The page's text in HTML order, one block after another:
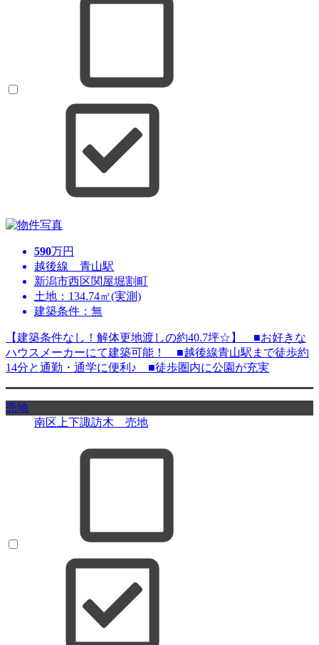
590万円
越後線 青山駅
新潟市西区関屋堀割町
土地：134.74㎡(実測)
建築条件：無
【建築条件なし！解体更地渡しの約40.7坪☆】 ■お好きな
ハウスメーカーにて建築可能！ ■越後線青山駅まで徒歩約
14分と通勤・通学に便利♪ ■徒歩圏内に公園が充実
売地
南区上下諏訪木 売地